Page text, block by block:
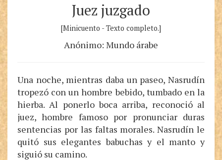
Juez juzgado
[Minicuento - Texto completo.]
Anónimo: Mundo árabe
Una noche, mientras daba un paseo, Nasrudín
tropezó con un hombre bebido, tumbado en la
hierba. Al ponerlo boca arriba, reconoció al
juez, hombre famoso por pronunciar duras
sentencias por las faltas morales. Nasrudín le
quitó sus elegantes babuchas y el manto y
siguió su camino.